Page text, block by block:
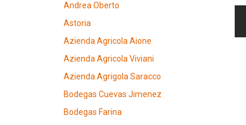
Andrea Oberto
Astoria
Azienda Agricola Aione
Azienda Agricola Viviani
Azienda Agrigola Saracco
Bodegas Cuevas Jimenez
Bodegas Farina